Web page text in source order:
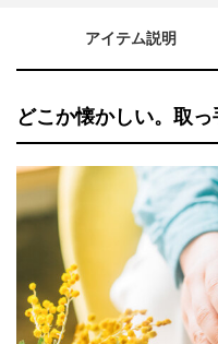
アイテム説明
どこか懐かしい。取